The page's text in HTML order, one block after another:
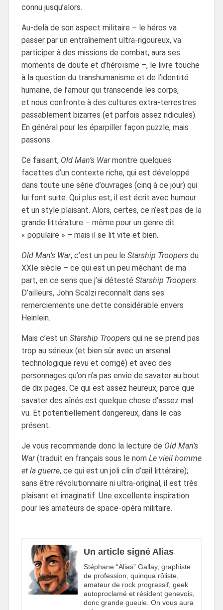
connu jusqu’alors.
Au-delà de son aspect militaire – le héros va
passer par un entraînement ultra-rigoureux, va
participer à des missions de combat, aura ses
moments de doute et d’héroïsme –, le livre touche
à la question du transhumanisme et de l’identité
humaine, de l’amour qui transcende les corps,
et nous confronte à des cultures extra-terrestres
passablement bizarres (et parfois assez ridicules).
En général pour les éparpiller façon puzzle, mais
passons.
Ce faisant, Old Man’s Warmontre quelques
facettes d’un contexte riche, qui est développé
dans toute une série d’ouvrages (cinq à ce jour) qui
lui font suite. Qui plus est, il est écrit avec humour
et un style plaisant. Alors, certes, ce n’est pas de la
grande littérature – même pour un genre dit
« populaire » – mais il se lit vite et bien.
Old Man’s War, c’est un peu le Starship Troopersdu
XXIe siècle – ce qui est un peu méchant de ma
part, en ce sens que j’ai détesté Starship Troopers.
D’ailleurs, John Scalzi reconnaît dans ses
remerciements une dette considérable envers
Heinlein.
Mais c’est un Starship Troopersqui ne se prend pas
trop au sérieux (et bien sûr avec un arsenal
technologique revu et corrigé) et avec des
personnages qu’on n’a pas envie de savater au bout
de dix pages. Ce qui est assez heureux, parce que
savater des aînés est quelque chose d’assez mal
vu. Et potentiellement dangereux, dans le cas
présent.
Je vous recommande donc la lecture de Old Man’s
War(traduit en français sous le nom Le vieil homme
et la guerre, ce qui est un joli clin d’œil littéraire);
sans être révolutionnaire ni ultra-original, il est très
plaisant et imaginatif. Une excellente inspiration
pour les amateurs de space-opéra militaire.
Un article signé Alias
Stéphane “Alias” Gallay, graphiste
de profession, quinqua rôliste,
amateur de rock progressif, geek
autoproclamé et résident genevois,
donc grande gueule. On vous aura